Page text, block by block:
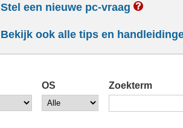
Stel een nieuwe pc-vraag
Bekijk ook alle tips en
OS Zoekterm